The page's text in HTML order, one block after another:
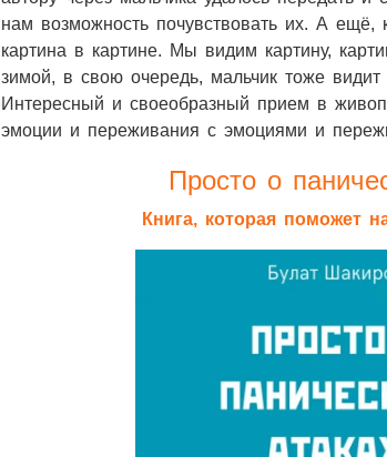
нам возможность почувствовать их. А ещё,
картина в картине. Мы видим картину,
зимой, в свою очередь, мальчик тоже видит
Интересный и своеобразный прием в
эмоции и переживания с эмоциями и
Просто о
Книга, которая поможет